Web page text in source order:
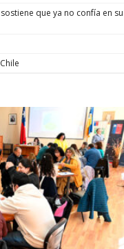
que ya no confía en su